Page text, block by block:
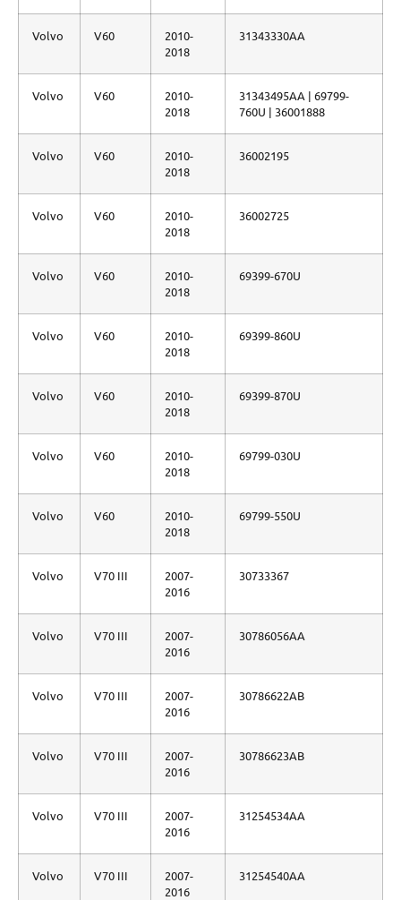
Volvo V60
2010-
2018
31343330AA
Volvo V60
2010-
2018
31343495AA | 69799-
760U | 36001888
Volvo V60
2010-
2018
36002195
Volvo V60
2010-
2018
36002725
Volvo V60
2010-
2018
69399-670U
Volvo V60
2010-
2018
69399-860U
Volvo V60
2010-
2018
69399-870U
Volvo V60
2010-
2018
69799-030U
Volvo V60
2010-
2018
69799-550U
Volvo V70 III
2007-
2016
30733367
Volvo V70 III
2007-
2016
30786056AA
Volvo V70 III
2007-
2016
30786622AB
Volvo V70 III
2007-
2016
30786623AB
Volvo V70 III
2007-
2016
31254534AA
Volvo V70 III
2007-
2016
31254540AA